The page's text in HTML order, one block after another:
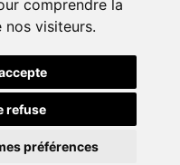
comprendre la
nos visiteurs.
refuse
préférences